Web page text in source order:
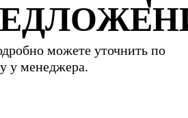
можете уточнить по
у менеджера.